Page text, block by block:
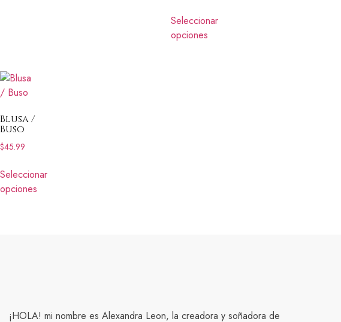
Seleccionar
opciones
Blusa /
Buso
$45.99
Seleccionar
opciones
¡HOLA! mi nombre es Alexandra Leon, la creadora y soñadora de